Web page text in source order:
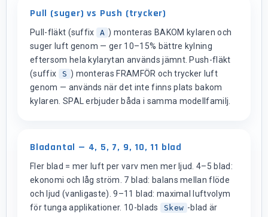
Pull (suger) vs Push (trycker)
Pull-fläkt (suffix A ) monteras BAKOM kylaren och
suger luft genom — ger 10–15% bättre kylning
eftersom hela kylarytan används jämnt. Push-fläkt
(suffix
S ) monteras FRAMFÖR och trycker luft
genom — används när det inte finns plats bakom
kylaren. SPAL erbjuder båda i samma modellfamilj.
Bladantal — 4, 5, 7, 9, 10, 11 blad
Fler blad = mer luft per varv men mer ljud. 4–5 blad:
ekonomi och låg ström. 7 blad: balans mellan flöde
och ljud (vanligaste). 9–11 blad: maximal luftvolym
för tunga applikationer. 10-blads
Skew -blad är